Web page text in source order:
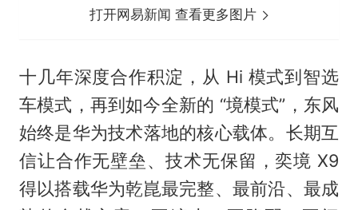
打开网易新闻 查看更多图片
十几年深度合作积淀，从 Hi 模式到智选
车模式，再到如今全新的 “境模式”，东风
始终是华为技术落地的核心载体。长期互
信让合作无壁垒、技术无保留，奕境 X9
得以搭载华为乾崑最完整、最前沿、最成